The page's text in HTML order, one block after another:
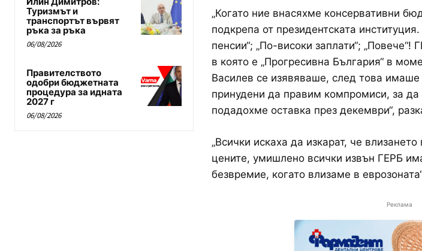
Туризмът и
транспортът вървят
ръка за ръка
06/08/2026
Правителството
одобри бюджетната
процедура за идната
2027 г
06/08/2026
„Когато ние внасяхме консервативни
подкрепа от президентската
пенсии“; „По-високи заплати“; „Повече“!
в която е „Прогресивна България“ в
Василев се изявяваше, след това
принудени да правим компромиси, за
подадохме оставка през декември“,
„Всички искаха да изкарат, че
цените, умишлено всички извън ГЕРБ
безвремие, когато влизаме в
Реклама